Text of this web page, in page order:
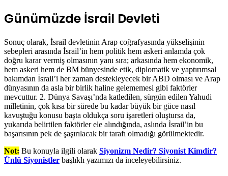
Günümüzde İsrail Devleti
Sonuç olarak, İsrail devletinin Arap coğrafyasında yükselişinin
sebepleri arasında İsrail’in hem politik hem askeri anlamda çok
doğru karar vermiş olmasının yanı sıra; arkasında hem ekonomik,
hem askeri hem de BM bünyesinde etik, diplomatik ve yaptırımsal
bakımdan İsrail’i her zaman destekleyecek bir ABD olması ve Arap
dünyasının da asla bir birlik haline gelememesi gibi faktörler
mevcuttur. 2. Dünya Savaşı’nda katledilen, sürgün edilen Yahudi
milletinin, çok kısa bir sürede bu kadar büyük bir güce nasıl
kavuştuğu konusu başta oldukça soru işaretleri oluştursa da,
yukarıda belirtilen faktörler ele alındığında, aslında İsrail’in bu
başarısının pek de şaşırılacak bir tarafı olmadığı görülmektedir.
Not: Bu konuyla ilgili olarak Siyonizm Nedir? Siyonist Kimdir?
Ünlü Siyonistler başlıklı yazımızı da inceleyebilirsiniz.